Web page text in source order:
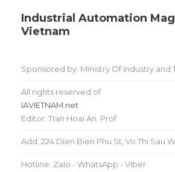
Industrial Automation
Vietnam
Sponsored by: Ministry Of Industry and
All rights reserved of
IAVIETNAM.net
Editor: Tran Hoai An, Prof
Add: 224 Dien Bien Phu St, Vo Thi Sau
Hotline: Zalo - WhatsApp - Viber